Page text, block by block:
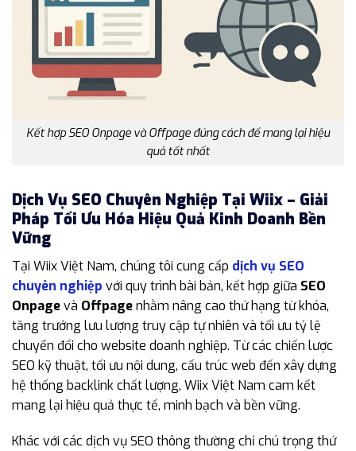
Kết hợp SEO Onpage và Offpage đúng cách để mang lại hiệu
quả tốt nhất
Dịch Vụ SEO Chuyên Nghiệp Tại Wiix – Giải
Pháp Tối Ưu Hóa Hiệu Quả Kinh Doanh Bền
Vững
Tại Wiix Việt Nam, chúng tôi cung cấp dịch vụ SEO
chuyên nghiệp với quy trình bài bản, kết hợp giữa SEO
Onpagevà Offpagenhằm nâng cao thứ hạng từ khóa,
tăng trưởng lưu lượng truy cập tự nhiên và tối ưu tỷ lệ
chuyển đổi cho website doanh nghiệp. Từ các chiến lược
SEO kỹ thuật, tối ưu nội dung, cấu trúc web đến xây dựng
hệ thống backlink chất lượng, Wiix Việt Nam cam kết
mang lại hiệu quả thực tế, minh bạch và bền vững.
Khác với các dịch vụ SEO thông thường chỉ chú trọng thứ